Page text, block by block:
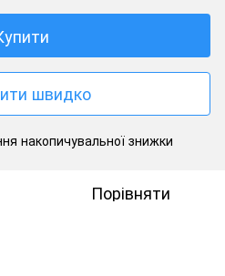
швидко
накопичувальної знижки
Порівняти